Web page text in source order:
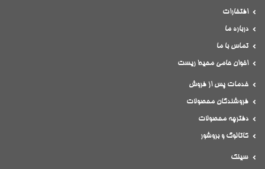
افتخارات
درباره ما
تماس با ما
اخوان حامی محیط ریست
خدمات پس از فروش
فروشندگان محصولات
دفترچه محصولات
کاتالوگ و بروشور
سینک